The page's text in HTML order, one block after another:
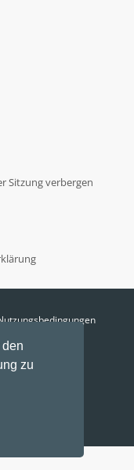
zu
Sitzung verbergen
11:22